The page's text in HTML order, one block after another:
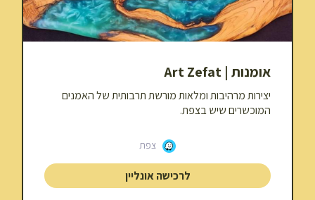
אומנות | Art Zefat
יצירות מרהיבות ומלאות מורשת תרבותית של האמנים
המוכשרים שיש בצפת.
צפת
לרכישה אונליין